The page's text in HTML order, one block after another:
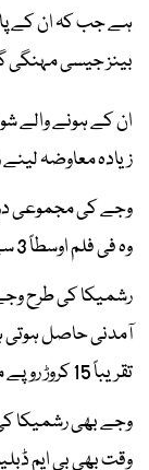
ہے جب کہ ان کے
بینز جیسی مہنگی
ان کے ہونے والے
زیادہ معاوضہ لینے
وہ فی فلم اوسطاً 3 سے 5 کروڑ روپے لیتے ہیں۔
رشمیکا کی طرح
آمدنی حاصل ہوتی
تقریباً 15 کروڑ روپے مالیت کا بنگلہ بھی ہے۔
وجے بھی رشمیکا
وقت بھی بی ایم